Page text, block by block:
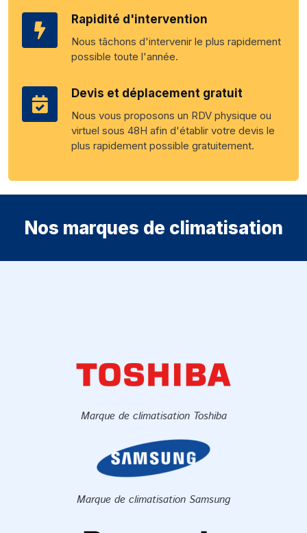
Rapidité d'intervention
Nous tâchons d'intervenir le plus rapidement
possible toute l'année.
Devis et déplacement gratuit
Nous vous proposons un RDV physique ou
virtuel sous 48H afin d'établir votre devis le
plus rapidement possible gratuitement.
Nos marques de climatisation
Marque de climatisation Toshiba
Marque de climatisation Samsung